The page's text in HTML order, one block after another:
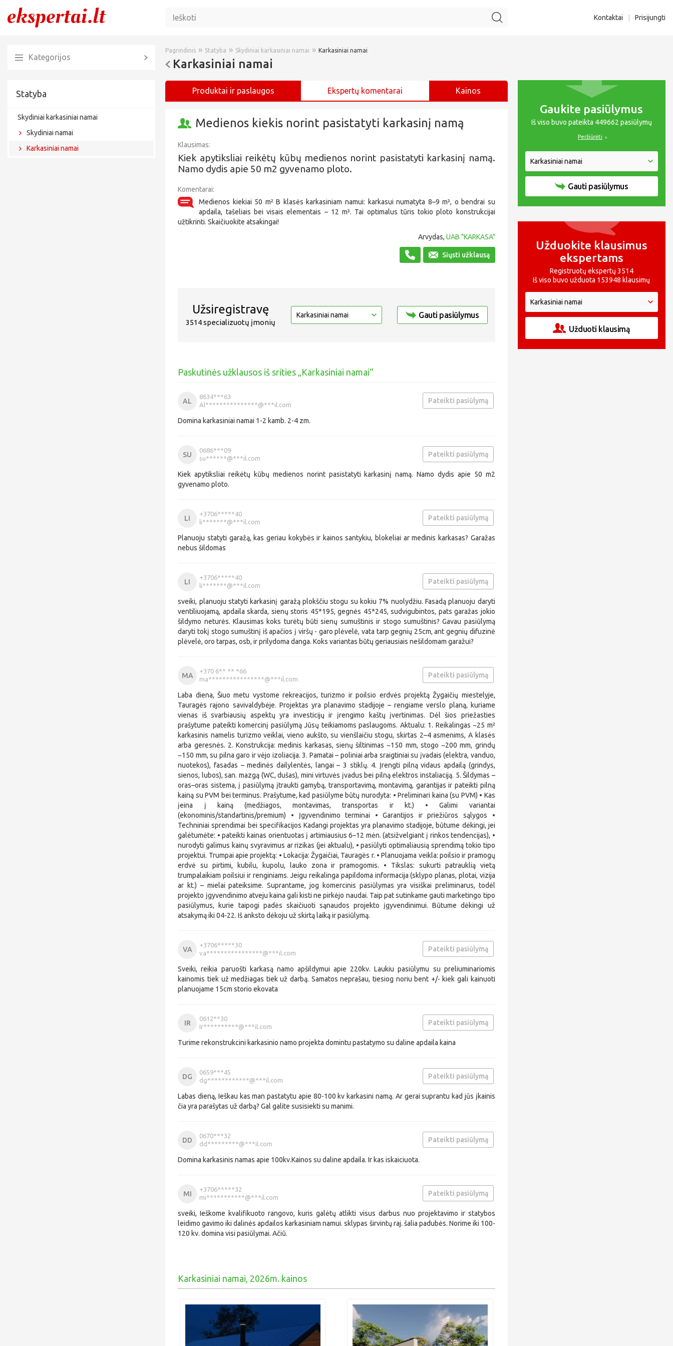
Kontaktai Prisijungti
Kategorijos
Statyba
Skydiniai karkasiniai namai
Skydiniai namai
Karkasiniai namai
Pagrindinis » Statyba » Skydiniai karkasiniai namai » Karkasiniai namai
Karkasiniai namai
Produktai ir paslaugos Ekspertų komentarai Kainos
Medienos kiekis norint pasistatyti karkasinį namą
Klausimas:
Kiek apytiksliai reikėtų kūbų medienos norint pasistatyti karkasinį namą.
Namo dydis apie 50 m2 gyvenamo ploto.
Komentarai:
Medienos kiekiai 50 m² B klasės karkasiniam namui: karkasui numatyta 8–9 m³, o bendrai su
apdaila, tašeliais bei visais elementais – 12 m³. Tai optimalus tūris tokio ploto konstrukcijai
užtikrinti. Skaičiuokite atsakingai!
Arvydas, UAB "KARKASA"
Siųsti užklausą
Užsiregistravę
3514 specializuotų įmonių
Gauti pasiūlymus
Paskutinės užklausos iš srities „Karkasiniai namai“
AL
8634***63
Al***************@***il.com
Pateikti pasiūlymą
Domina karkasiniai namai 1-2 kamb. 2-4 zm.
SU
0686***09
su******@***il.com
Pateikti pasiūlymą
Kiek apytiksliai reikėtų kūbų medienos norint pasistatyti karkasinį namą. Namo dydis apie 50 m2
gyvenamo ploto.
LI
+3706*****40
li*******@***il.com
Pateikti pasiūlymą
Planuoju statyti garažą, kas geriau kokybės ir kainos santykiu, blokeliai ar medinis karkasas? Garažas
nebus šildomas
LI
+3706*****40
li*******@***il.com
Pateikti pasiūlymą
sveiki, planuoju statyti karkasinį garažą plokščiu stogu su kokiu 7% nuolydžiu. Fasadą planuoju daryti
ventiliuojamą, apdaila skarda, sienų storis 45*195, gegnės 45*245, sudvigubintos, pats garažas jokio
šildymo neturės. Klausimas koks turėtų būti sienų sumuštinis ir stogo sumuštinis? Gavau pasiūlymą
daryti tokį stogo sumuštinį iš apačios į viršų - garo plėvelė, vata tarp gegnių 25cm, ant gegnių difuzinė
plėvelė, oro tarpas, osb, ir prilydoma danga. Koks variantas būtų geriausiais nešildomam garažui?
MA
+370 6** ** *66
ma****************@***il.com
Pateikti pasiūlymą
Laba diena, Šiuo metu vystome rekreacijos, turizmo ir poilsio erdvės projektą Žygaičių miestelyje,
Tauragės rajono savivaldybėje. Projektas yra planavimo stadijoje – rengiame verslo planą, kuriame
vienas iš svarbiausių aspektų yra investicijų ir įrengimo kaštų įvertinimas. Dėl šios priežasties
prašytume pateikti komercinį pasiūlymą Jūsų teikiamoms paslaugoms. Aktualu: 1. Reikalingas ~25 m²
karkasinis namelis turizmo veiklai, vieno aukšto, su vienšlaičiu stogu, skirtas 2–4 asmenims, A klasės
arba geresnės. 2. Konstrukcija: medinis karkasas, sienų šiltinimas ~150 mm, stogo ~200 mm, grindų
~150 mm, su pilna garo ir vėjo izoliacija. 3. Pamatai – poliniai arba sraigtiniai su įvadais (elektra, vanduo,
nuotekos), fasadas – medinės dailylentės, langai – 3 stiklų. 4. Įrengti pilną vidaus apdailą (grindys,
sienos, lubos), san. mazgą (WC, dušas), mini virtuvės įvadus bei pilną elektros instaliaciją. 5. Šildymas –
oras–oras sistema, į pasiūlymą įtraukti gamybą, transportavimą, montavimą, garantijas ir pateikti pilną
kainą su PVM bei terminus. Prašytume, kad pasiūlyme būtų nurodyta: • Preliminari kaina (su PVM) • Kas
įeina į kainą (medžiagos, montavimas, transportas ir kt.) • Galimi variantai
(ekonominis/standartinis/premium) • Įgyvendinimo terminai • Garantijos ir priežiūros sąlygos •
Techniniai sprendimai bei specifikacijos Kadangi projektas yra planavimo stadijoje, būtume dėkingi, jei
galėtumėte: • pateikti kainas orientuotas į artimiausius 6–12 mėn. (atsižvelgiant į rinkos tendencijas), •
nurodyti galimus kainų svyravimus ar rizikas (jei aktualu), • pasiūlyti optimaliausią sprendimą tokio tipo
projektui. Trumpai apie projektą: • Lokacija: Žygaičiai, Tauragės r. • Planuojama veikla: poilsio ir pramogų
erdvė su pirtimi, kubilu, kupolu, lauko zona ir pramogomis. • Tikslas: sukurti patrauklią vietą
trumpalaikiam poilsiui ir renginiams. Jeigu reikalinga papildoma informacija (sklypo planas, plotai, vizija
ar kt.) – mielai pateiksime. Suprantame, jog komercinis pasiūlymas yra visiškai preliminarus, todėl
projekto įgyvendinimo atveju kaina gali kisti ne pirkėjo naudai. Taip pat sutinkame gauti marketingo tipo
pasiūlymus, kurie taipogi padės skaičiuoti sąnaudos projekto įgyvendinimui. Būtume dėkingi už
atsakymą iki 04-22. Iš anksto dėkoju už skirtą laiką ir pasiūlymą.
VA
+3706*****30
va****************@***il.com
Pateikti pasiūlymą
Sveiki, reikia paruošti karkasą namo apšildymui apie 220kv. Laukiu pasiūlymu su preliuminariomis
kainomis tiek už medžiagas tiek už darbą. Samatos neprašau, tiesiog noriu bent +/- kiek gali kainuoti
planuojame 15cm storio ekovata
IR
0612**30
Ir**********@***il.com
Pateikti pasiūlymą
Turime rekonstrukcini karkasinio namo projekta domintu pastatymo su daline apdaila kaina
DG
0659***45
dg************@***il.com
Pateikti pasiūlymą
Labas dieną, Ieškau kas man pastatytu apie 80-100 kv karkasini namą. Ar gerai suprantu kad jūs įkainis
čia yra parašytas už darbą? Gal galite susisiekti su manimi.
DD
0670***32
dd*********@***il.com
Pateikti pasiūlymą
Domina karkasinis namas apie 100kv.Kainos su daline apdaila. Ir kas iskaiciuota.
MI
+3706*****32
mi***********@***il.com
Pateikti pasiūlymą
sveiki, Ieškome kvalifikuoto rangovo, kuris galėtų atlikti visus darbus nuo projektavimo ir statybos
leidimo gavimo iki dalinės apdailos karkasiniam namui. sklypas širvintų raj. šalia padubės. Norime iki 100-
120 kv. domina visi pasiūlymai. Ačiū.
Karkasiniai namai, 2026m. kainos
Gaukite pasiūlymus
Iš viso buvo pateikta 449662 pasiūlymų
Peržiūrėti
Gauti pasiūlymus
Užduokite klausimus
ekspertams
Registruotų ekspertų 3514
Iš viso buvo užduota 153948 klausimų
Užduoti klausimą